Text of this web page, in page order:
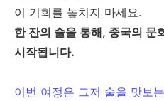
이 기회를 놓치지 마세요.
한 잔의 술을 통해, 중국의 문
시작됩니다.
이번 여정은 그저 술을 맛보